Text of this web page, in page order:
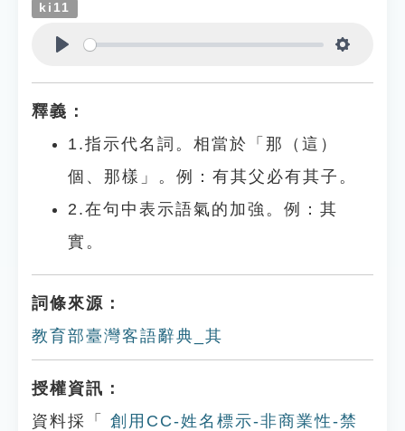
ki11
釋義：
1.指示代名詞。相當於「那（這）
個、那樣」。例：有其父必有其子。
2.在句中表示語氣的加強。例：其
實。
詞條來源：
教育部臺灣客語辭典_其
授權資訊：
資料採「
創用CC-姓名標示-非商業性-禁